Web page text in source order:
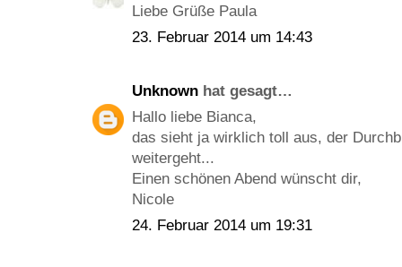
Liebe Grüße Paula
23. Februar 2014 um 14:43
Unknown hat gesagt…
Hallo liebe Bianca,
das sieht ja wirklich toll aus, der
weitergeht...
Einen schönen Abend wünscht dir,
Nicole
24. Februar 2014 um 19:31